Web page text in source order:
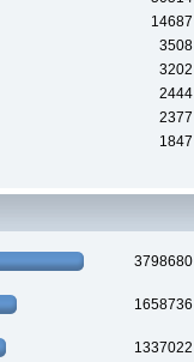
14687
3508
3202
2444
2377
1847
3798680
1658736
1337022